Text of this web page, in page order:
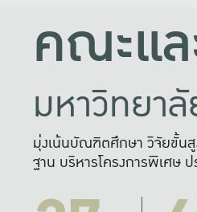
คณะแ
มหาวิทยา
มุ่งเน้นบัณฑิตศึกษา วิจัยขั้น
ฐาน บริหารโครงการพิเศษ